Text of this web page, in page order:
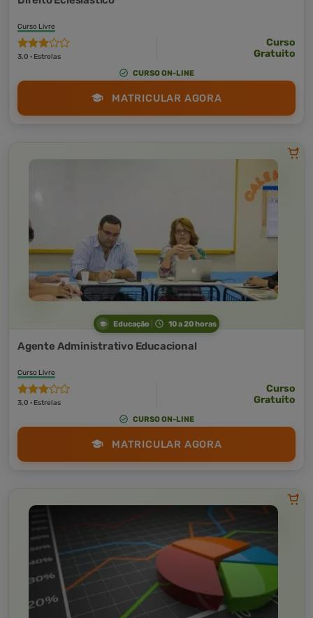
Curso Livre
3,0 · Estrelas
Curso
Gratuito
CURSO ON-LINE
MATRICULAR AGORA
Educação 10 a 20 horas
Agente Administrativo Educacional
Curso Livre
3,0 · Estrelas
Curso
Gratuito
CURSO ON-LINE
MATRICULAR AGORA